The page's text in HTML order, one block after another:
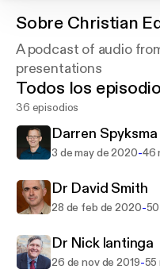
Sobre Christian
A podcast of audio
presentations
Todos los
36 episodios
Darren Spyksma
3 de may de 2020-46
Dr David Smith
28 de feb de 2020-
Dr Nick lantinga
26 de nov de 2019-55